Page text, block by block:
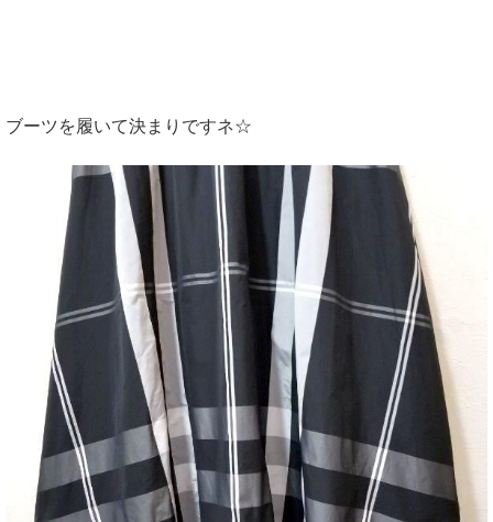
ブーツを履いて決まりですネ☆